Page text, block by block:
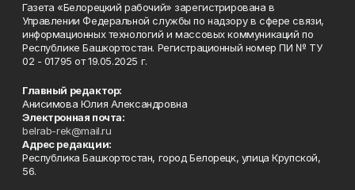
Газета «Белорецкий рабочий» зарегистрирована в
Управлении Федеральной службы по надзору в сфере связи,
информационных технологий и массовых коммуникаций по
Республике Башкортостан. Регистрационный номер ПИ № ТУ
02 - 01795 от 19.05.2025 г.
Главный редактор:
Анисимова Юлия Александровна
Электронная почта:
belrab-rek@mail.ru
Адрес редакции:
Республика Башкортостан, город Белорецк, улица Крупской,
56.